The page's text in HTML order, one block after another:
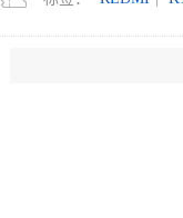
国内电视销量
2026年上半年，中国电